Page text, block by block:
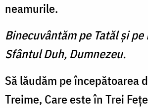
neamurile.
Binecuvântăm pe Tatăl şi pe
Sfântul Duh, Dumnezeu.
Să lăudăm pe începătoarea
Treime, Care este în Trei